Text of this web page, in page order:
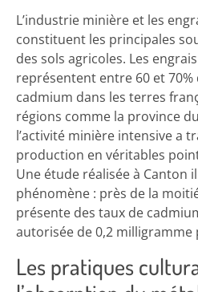
L’industrie minière et les
constituent les principales
des sols agricoles. Les
représentent entre 60 et
cadmium dans les terres
régions comme la province
l’activité minière intensive a
production en véritables
Une étude réalisée à Canton
phénomène : près de la
présente des taux de
autorisée de 0,2 milligramme
Les pratiques